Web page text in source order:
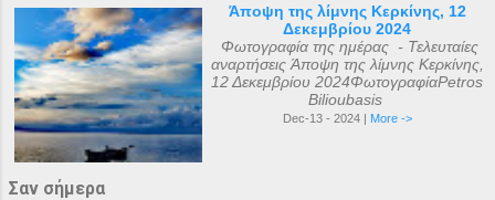
Άποψη της λίμνης Κερκίνης, 12
Δεκεμβρίου 2024
Φωτογραφία της ημέρας - Τελευταίες
αναρτήσεις Άποψη της λίμνης Κερκίνης,
12 Δεκεμβρίου 2024ΦωτογραφίαPetros
Bilioubasis
Dec-13 - 2024 | More ->
Σαν σήμερα